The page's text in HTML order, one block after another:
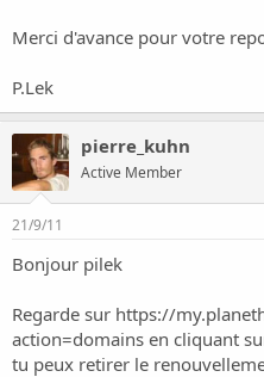
Merci d'avance pour votre
P.Lek
pierre_kuhn
Active Member
21/9/11
Bonjour pilek
Regarde sur https://
action=domains en cliquant
tu peux retirer le